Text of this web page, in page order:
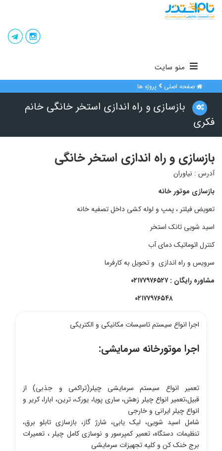
منو سایت
صفحه اصلی پروژه ها
بازسازی و راه اندازی استخر خانگی خانم
فکری
بازسازی و راه اندازی استخر خانگی
آدرس : نیاوران
بازسازی موتور خانه
تعویض فیلتر ،پمپ و لوله کشی داخل تصفیه خانه
اسید شویی تانک استخر
کنترل اتوماتیکدمای آب
سرویس و راه اندازی و تحویل به کارفرما
مشاوره رایگان : ۰۲۱۷۷۹۷۶۵۲۷
اجرا انواع سیستم تاسیسات مکانیکی و الکتریکی
اجرا موتورخانه سرمایشی:
تعمیر انواع سیستم سرمایشی چیلر(تراکمی و جذبی) از
قبیل،تعمیر انواع چیلر زهش، ساری پویا، یورک، ترین، ابارا، کریر و
انواع چیلر ایرانی و خارجی
شامل اسید شویی، لیک یابی، شارژ گاز، بازسازی تابلو برق،
تنظیمات دستگاه، تعمیر کمپرسور و نوسازی کامل چیلر ، تعمیرات
برج خنک کن و کلیه تجهیزات سرمایشی